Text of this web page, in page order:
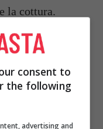
la cottura.
per ottenere
di verdure estive
consent to
the following
advertising and